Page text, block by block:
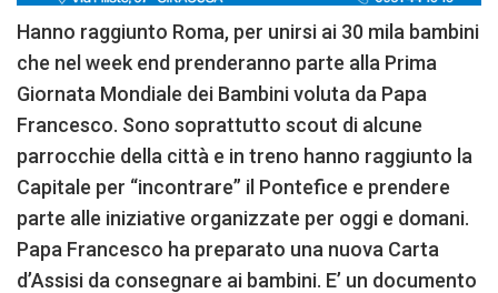
Hanno raggiunto Roma, per unirsi ai 30 mila bambini
che nel week end prenderanno parte alla Prima
Giornata Mondiale dei Bambini voluta da Papa
Francesco. Sono soprattutto scout di alcune
parrocchie della città e in treno hanno raggiunto la
Capitale per “incontrare” il Pontefice e prendere
parte alle iniziative organizzate per oggi e domani.
Papa Francesco ha preparato una nuova Carta
d’Assisi da consegnare ai bambini. E’ un documento